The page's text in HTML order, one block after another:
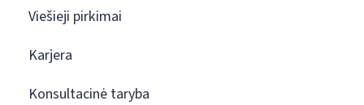
Viešieji pirkimai
Karjera
Konsultacinė taryba